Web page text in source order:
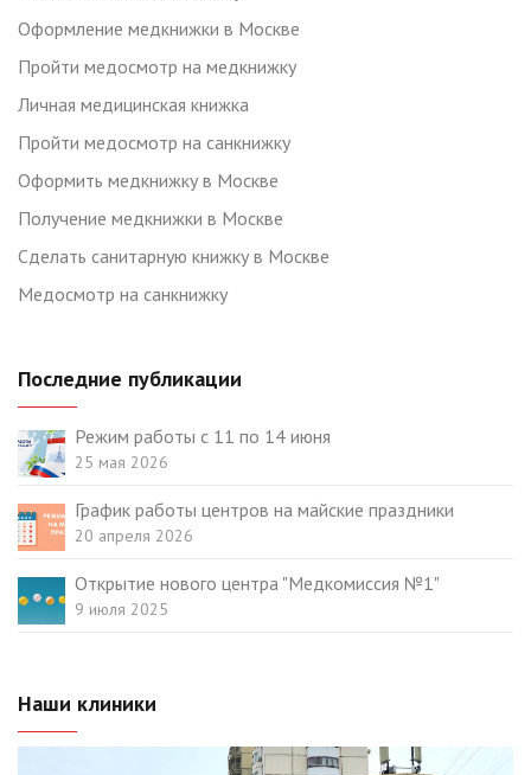
Оформление медкнижки в Москве
Пройти медосмотр на медкнижку
Личная медицинская книжка
Пройти медосмотр на санкнижку
Оформить медкнижку в Москве
Получение медкнижки в Москве
Сделать санитарную книжку в Москве
Медосмотр на санкнижку
Последние публикации
Режим работы с 11 по 14 июня
25 мая 2026
График работы центров на майские праздники
20 апреля 2026
Открытие нового центра "Медкомиссия №1"
9 июля 2025
Наши клиники